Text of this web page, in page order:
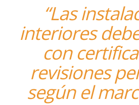
“Las
interiores
con
revisiones
según el